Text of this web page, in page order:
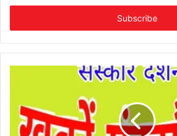
Email